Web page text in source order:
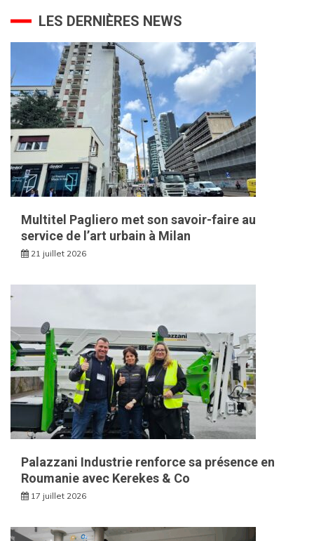
LES DERNIÈRES NEWS
Multitel Pagliero met son savoir-faire au
service de l’art urbain à Milan
21 juillet 2026
Palazzani Industrie renforce sa présence en
Roumanie avec Kerekes & Co
17 juillet 2026